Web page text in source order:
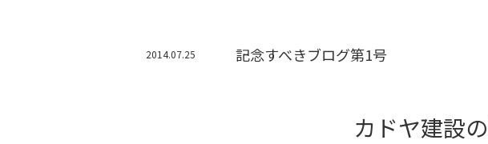
2014.07.25 記念すべきブログ第1号
カドヤ建設